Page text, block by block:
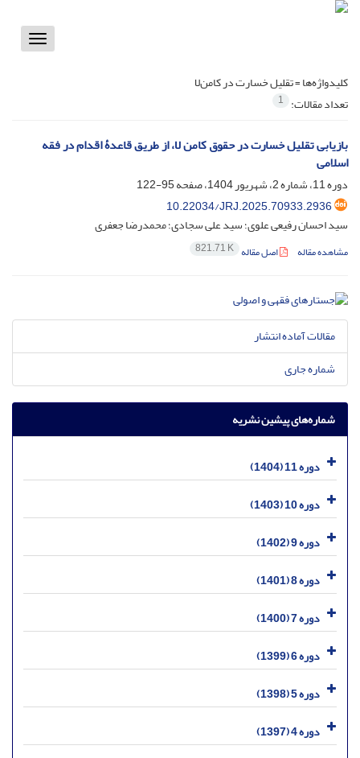
Toggle
کلیدواژه‌ها =تقلیل خسارت در کامن‌لا
تعداد مقالات: 1
بازیابی تقلیل خسارت در حقوق کامن لا، از طریق قاعدۀ اقدام در فقه
اسلامی
دوره 11، شماره 2، شهریور 1404، صفحه
95-122
10.22034/JRJ.2025.70933.2936
سید احسان رفیعی علوی؛ سید علی سجادی؛ محمدرضا جعفری
مشاهده مقاله اصل مقاله 821.71 K
مقالات آماده انتشار
شماره جاری
شماره‌های پیشین نشریه
دوره 11 (1404)
دوره 10 (1403)
دوره 9 (1402)
دوره 8 (1401)
دوره 7 (1400)
دوره 6 (1399)
دوره 5 (1398)
دوره 4 (1397)